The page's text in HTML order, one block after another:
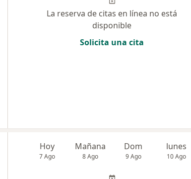
La reserva de citas en línea no está
disponible
Solicita una cita
Hoy
7 Ago
Mañana
8 Ago
Dom
9 Ago
lunes
10 Ago